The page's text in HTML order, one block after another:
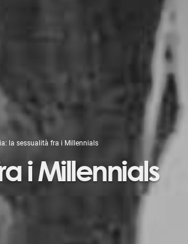
la sessualità fra i Millennials
i Millennials